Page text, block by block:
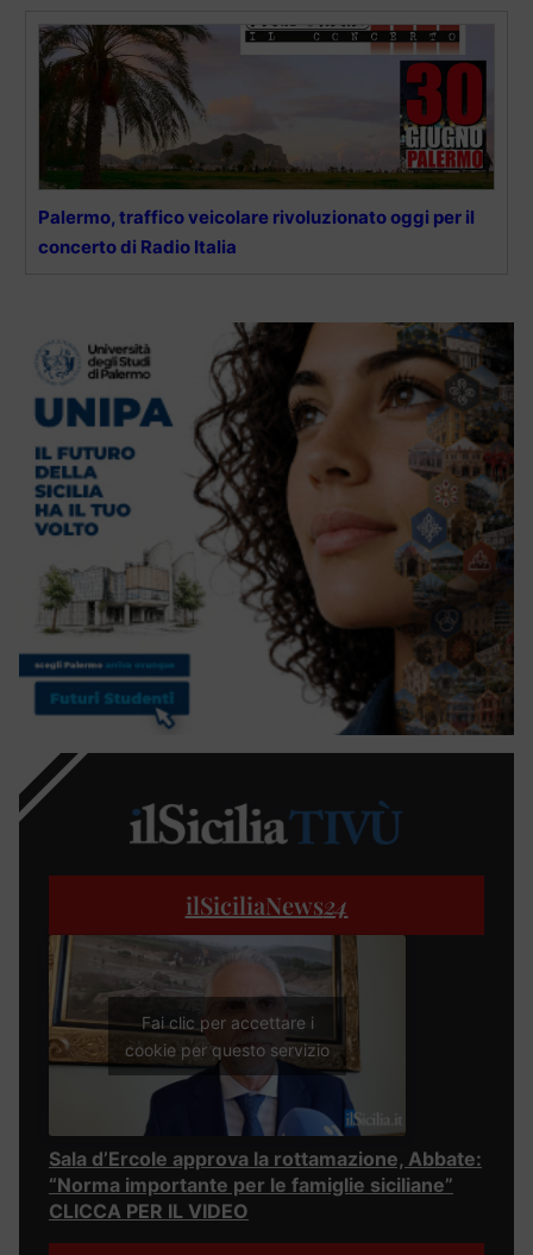
Palermo, traffico veicolare rivoluzionato oggi per il
concerto di Radio Italia
ilSiciliaNews24
Fai clic per accettare i
cookie per questo servizio
Sala d’Ercole approva la rottamazione, Abbate:
“Norma importante per le famiglie siciliane”
CLICCA PER IL VIDEO